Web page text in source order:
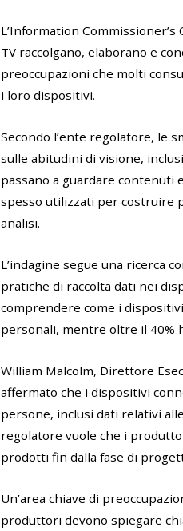
L’Information
TV raccolgano, elaborano e
preoccupazioni che molti
i loro dispositivi.
Secondo l’ente regolatore, le
sulle abitudini di visione,
passano a guardare contenuti
spesso utilizzati per costruire
analisi.
L’indagine segue una ricerca
pratiche di raccolta dati nei
comprendere come i
personali, mentre oltre il 40%
William Malcolm, Direttore
affermato che i dispositivi
persone, inclusi dati relativi
regolatore vuole che i
prodotti fin dalla fase di
Un’area chiave di
produttori devono spiegare